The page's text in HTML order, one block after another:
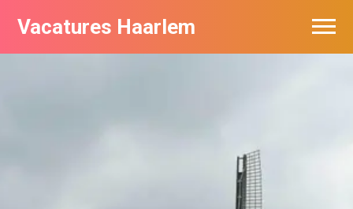
Vacatures Haarlem
Vacatures per bedrijf in Haarlem